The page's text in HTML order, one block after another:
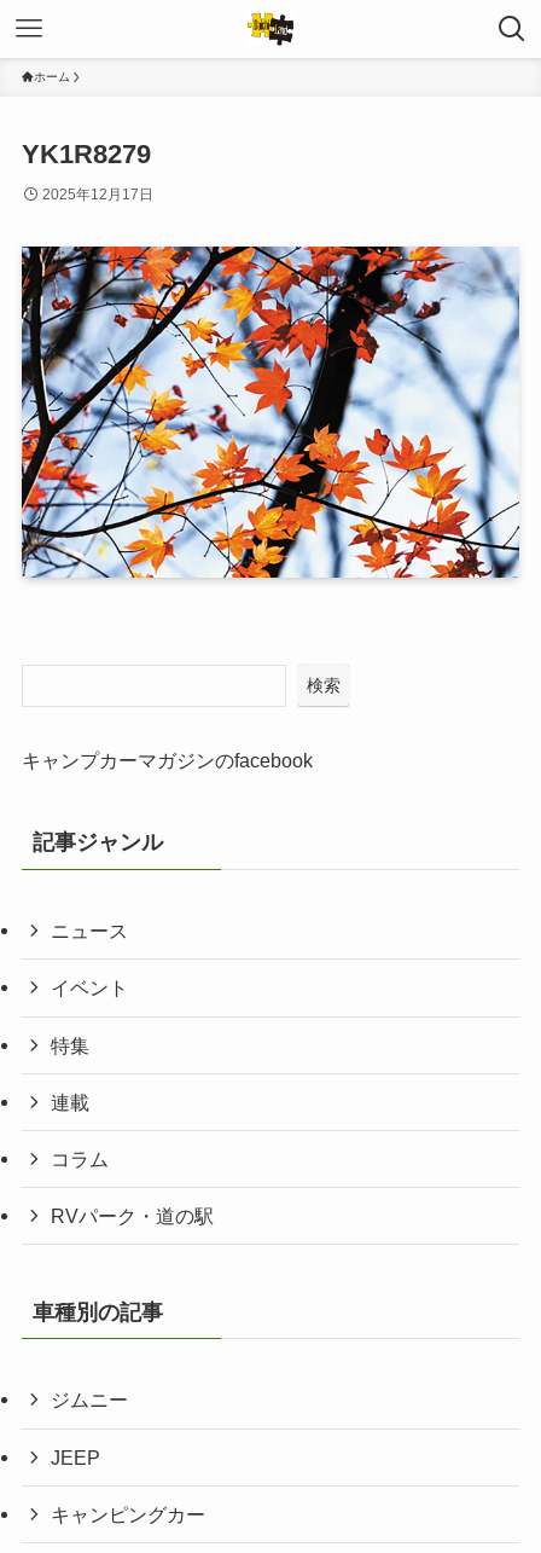
ホーム
YK1R8279
2025年12月17日
検索
キャンプカーマガジンのfacebook
記事ジャンル
ニュース
イベント
特集
連載
コラム
RVパーク・道の駅
車種別の記事
ジムニー
JEEP
キャンピングカー